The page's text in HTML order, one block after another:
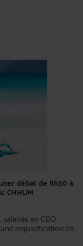
débat de 8h30 à
CHHUM
en CDD :
requalification en